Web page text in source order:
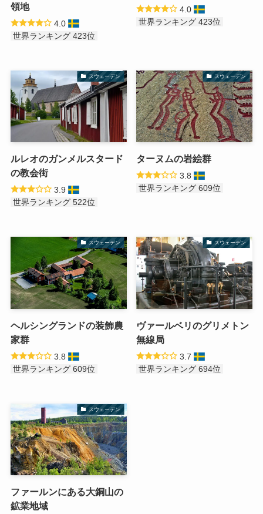
領地
4.0
世界ランキング 423位
4.0
世界ランキング 423位
スウェーデン
ルレオのガンメルスタード
の教会街
3.9
世界ランキング 522位
スウェーデン
ターヌムの岩絵群
3.8
世界ランキング 609位
スウェーデン
ヘルシングランドの装飾農
家群
3.8
世界ランキング 609位
スウェーデン
ヴァールベリのグリメトン
無線局
3.7
世界ランキング 694位
スウェーデン
ファールンにある大銅山の
鉱業地域